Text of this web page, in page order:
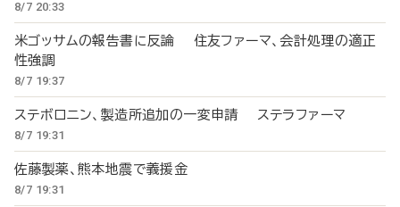
8/7 20:33
米ゴッサムの報告書に反論 住友ファーマ、会計処理の適正
性強調
8/7 19:37
ステボロニン、製造所追加の一変申請 ステラファーマ
8/7 19:31
佐藤製薬、熊本地震で義援金
8/7 19:31